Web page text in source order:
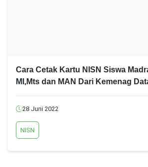
Cara Cetak Kartu NISN Siswa
MI,Mts dan MAN Dari Kemenag
28 Juni 2022
NISN